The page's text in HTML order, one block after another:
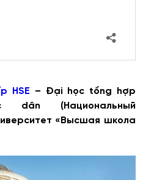
HSE – Đại học tổng hợp
dân (Национальный
«Высшая школа